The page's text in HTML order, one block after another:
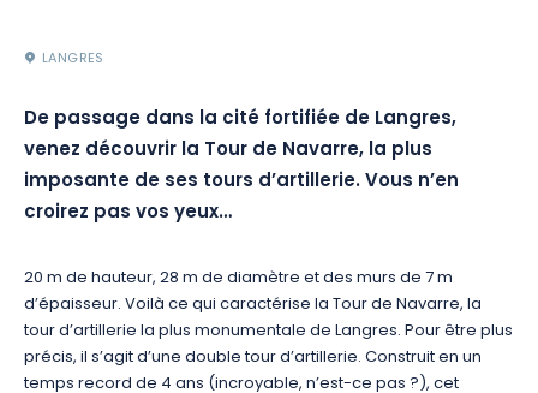
LANGRES
De passage dans la cité fortifiée de Langres,
venez découvrir la Tour de Navarre, la plus
imposante de ses tours d’artillerie.Vous n’en
croirez pas vos yeux…
20 m de hauteur, 28 m de diamètre et des murs de 7 m
d’épaisseur.Voilà ce qui caractérise la Tour de Navarre, la
tour d’artillerie la plus monumentale de Langres.Pour être plus
précis, il s’agit d’une double tour d’artillerie.Construit en un
temps record de 4 ans (incroyable, n’est-ce pas ?), cet